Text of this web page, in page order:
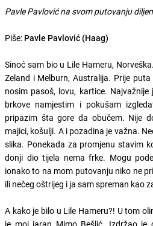
Pavle Pavlović na svom putovanju
Piše: Pavle Pavlović (Haag)
Sinoć sam bio u Lile Hameru,
Zeland i Melburn, Australija. Prije
nosim pasoš, lovu, kartice.
brkove namjestim i pokušam
pripazim šta gore da obučem. Nije
majici, košulji. A i pozadina je važna.
slika. Ponekada za promjenu stavim
donji dio tijela nema frke. Mogu
ionako to na mom putovanju niko ne
ili nečeg oštrijeg i ja sam spreman kao
A kako je bilo u Lile Hameru?! U tom